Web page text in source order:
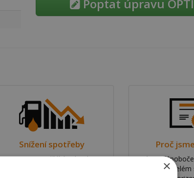
Poptat úpravu
Snížení spotřeby
Upravujeme řídící jednotky
Proč
Máme síť
zemích po
×